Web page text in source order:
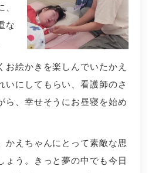
、
な
お絵かきを楽しんでいたかえ
いにしてもらい、看護師のさ
ら、幸せそうにお昼寝を始め
かえちゃんにとって素敵な思
ょう。きっと夢の中でも今日